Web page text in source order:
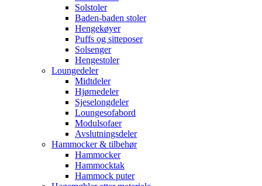
Solstoler
Baden-baden stoler
Hengekøyer
Puffs og sitteposer
Solsenger
Hengestoler
Loungedeler
Midtdeler
Hjørnedeler
Sjeselongdeler
Loungesofabord
Modulsofaer
Avslutningsdeler
Hammocker & tilbehør
Hammocker
Hammocktak
Hammock puter